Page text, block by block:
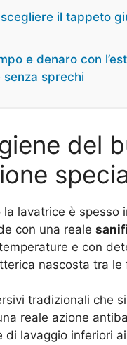
scegliere il tappeto
e denaro con
senza sprechi
del
la lavatrice è
con una reale
e con
nascosta tra
tradizionali che
reale azione
di lavaggio inferiori